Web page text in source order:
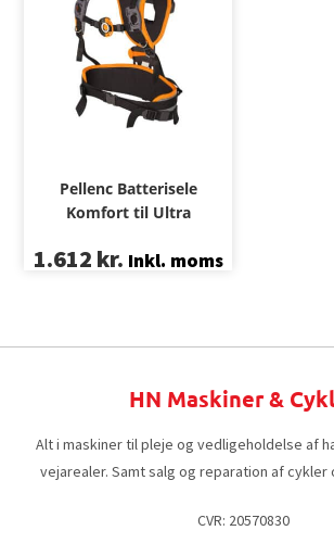
Pellenc Batterisele
Komfort til Ultra
1.612 kr. Inkl. moms
HN Maskiner &
Alt i maskiner til pleje og vedligeholdelse af
vejarealer. Samt salg og reparation af cykler
CVR: 20570830